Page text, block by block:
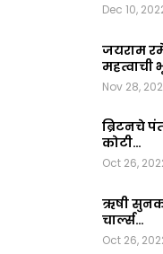
Dec 10,
जयराम
महत्वाची
Nov 28,
ब्रिटनचे
कोटी…
Oct 26,
ऋषी सुनक
चार्ल्स…
Oct 26,